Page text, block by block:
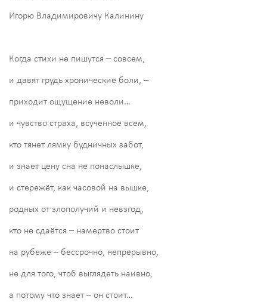
Игорю Владимировичу Калинину
Когда стихи не пишутся – совсем,
и давят грудь хронические боли, –
приходит ощущение неволи…
и чувство страха, всученное всем,
кто тянет лямку будничных забот,
и знает цену сна не понаслышке,
и стережёт, как часовой на вышке,
родных от злополучий и невзгод,
кто не сдаётся – намертво стоит
на рубеже – бессрочно, непрерывно,
не для того, чтоб выглядеть наивно,
а потому что знает – он стоит…